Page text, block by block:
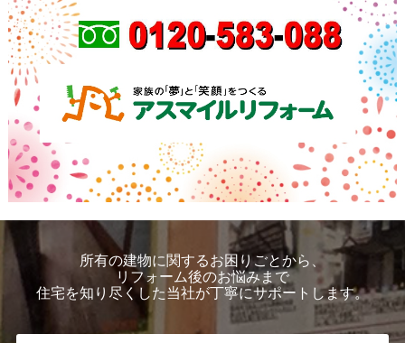
所有の建物に関するお困りごとから、
リフォーム後のお悩みまで
住宅を知り尽くした当社が丁寧にサポートします。